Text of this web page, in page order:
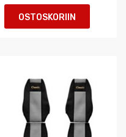
OSTOSKORIIN